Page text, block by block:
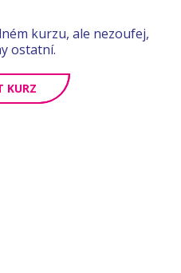
kurzu, ale nezoufej,
ostatní.
KURZ